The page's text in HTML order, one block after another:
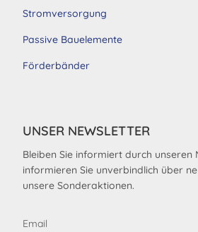
Stromversorgung
Passive Bauelemente
Förderbänder
UNSER NEWSLETTER
Bleiben Sie informiert durch unseren
informieren Sie unverbindlich über
unsere Sonderaktionen.
Email